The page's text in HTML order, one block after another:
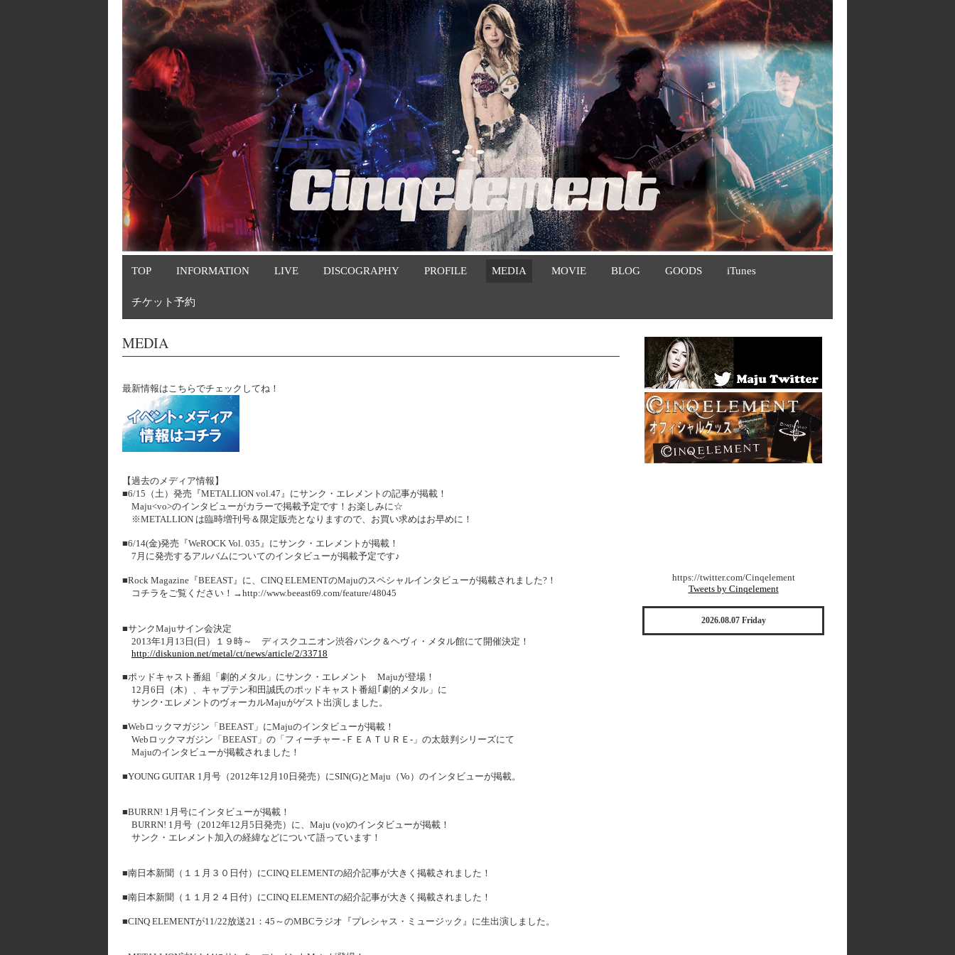
TOP INFORMATION LIVE DISCOGRAPHY PROFILE MEDIA MOVIE BLOG GOODS iTunes
チケット予約
MEDIA
最新情報はこちらでチェックしてね！
【過去のメディア情報】
■6/15（土）発売『METALLION vol.47』にサンク・エレメントの記事が掲載！
Maju<vo>のインタビューがカラーで掲載予定です！お楽しみに☆
※METALLION は臨時増刊号＆限定販売となりますので、お買い求めはお早めに！
■6/14(金)発売『WeROCK Vol. 035』にサンク・エレメントが掲載！
7月に発売するアルバムについてのインタビューが掲載予定です♪
■Rock Magazine『BEEAST』に、CINQ ELEMENTのMajuのスペシャルインタビューが掲載されました?！
コチラをご覧ください！→http://www.beeast69.com/feature/48045
■サンクMajuサイン会決定
2013年1月13日(日）１９時～ ディスクユニオン渋谷パンク＆ヘヴィ・メタル館にて開催決定！
http://diskunion.net/metal/ct/news/article/2/33718
■ポッドキャスト番組「劇的メタル」にサンク・エレメント Majuが登場！
12月6日（木）、キャプテン和田誠氏のポッドキャスト番組｢劇的メタル」に
サンク･エレメントのヴォーカルMajuがゲスト出演しました。
■Webロックマガジン「BEEAST」にMajuのインタビューが掲載！
Webロックマガジン「BEEAST」の「フィーチャー -ＦＥＡＴＵＲＥ-」の太鼓判シリーズにて
Majuのインタビューが掲載されました！
■YOUNG GUITAR 1月号（2012年12月10日発売）にSIN(G)とMaju（Vo）のインタビューが掲載。
■BURRN! 1月号にインタビューが掲載！
BURRN! 1月号（2012年12月5日発売）に、Maju (vo)のインタビューが掲載！
サンク・エレメント加入の経緯などについて語っています！
■南日本新聞（１１月３０日付）にCINQ ELEMENTの紹介記事が大きく掲載されました！
■南日本新聞（１１月２４日付）にCINQ ELEMENTの紹介記事が大きく掲載されました！
■CINQ ELEMENTが11/22放送21：45～のMBCラジオ『プレシャス・ミュージック』に生出演しました。
https://twitter.com/Cinqelement
Tweets by Cinqelement
2026.08.07 Friday